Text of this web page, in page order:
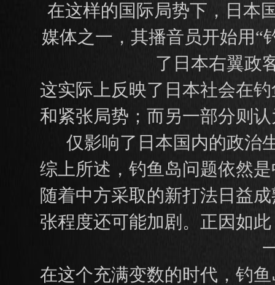
在这样的国际局势下，日本
媒体之一，其播音员开始用“
了日本右翼政
这实际上反映了日本社会在
和紧张局势；而另一部分则
仅影响了日本国内的政治
综上所述，钓鱼岛问题依然
随着中方采取的新打法日益
张程度还可能加剧。正因如
在这个充满变数的时代，钓